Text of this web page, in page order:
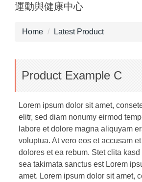
Jump
運動與健康中心
Home Latest Product
Product Example C
Lorem ipsum dolor sit amet,
elitr, sed diam nonumy eirmod
labore et dolore magna aliquyam
voluptua. At vero eos et accusam
dolores et ea rebum. Stet clita
sea takimata sanctus est Lorem
amet. Lorem ipsum dolor sit amet,